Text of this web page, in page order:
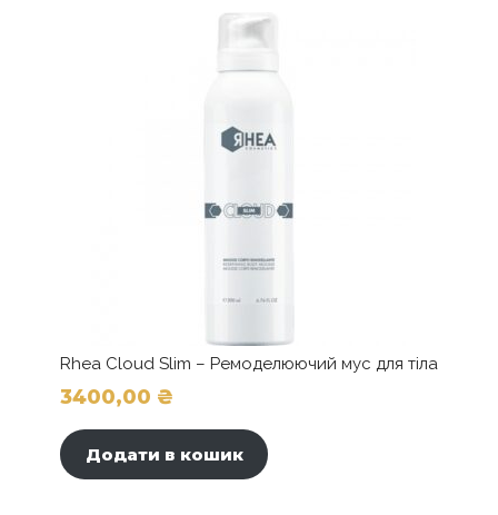
Rhea Cloud Slim – Ремоделюючий мус для тіла
3400,00 ₴
Додати в кошик